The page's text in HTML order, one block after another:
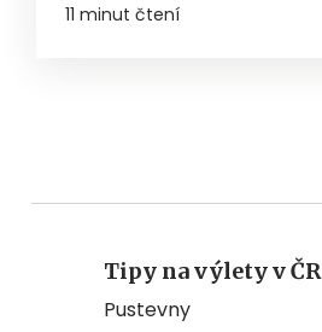
11 minut čtení
Tipy na výlety v ČR
Pustevny